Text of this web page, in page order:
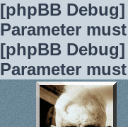
[phpBB
Parameter
[phpBB
Parameter